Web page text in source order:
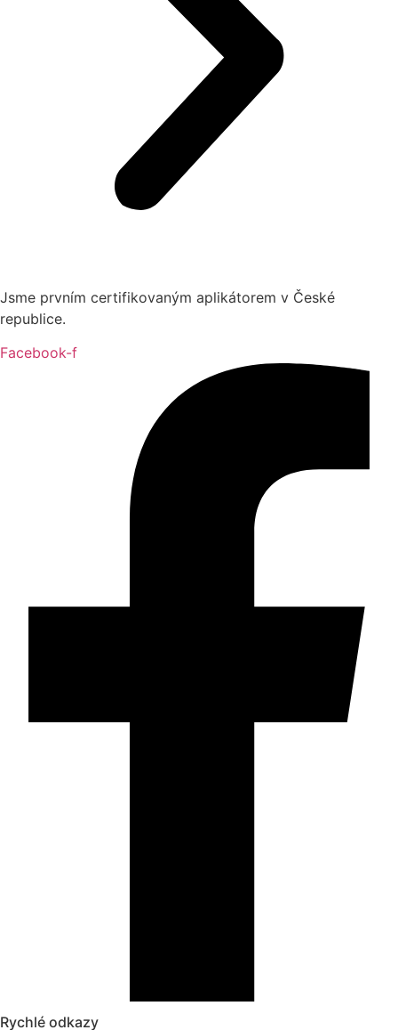
Jsme prvním certifikovaným aplikátorem v České
republice.
Facebook-f
Rychlé odkazy